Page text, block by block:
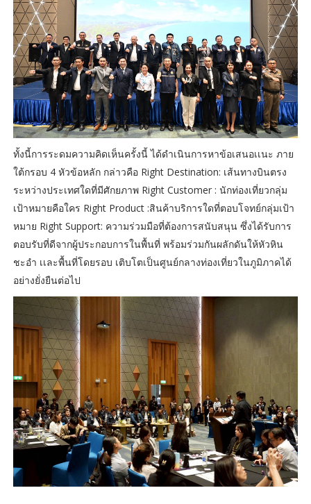
ทั้งนี้การระดมความคิดเห็นครั้งนี้ ได้ดำเนินการหาข้อเสนอเเนะ ภาย
ใต้กรอบ 4 หัวข้อหลัก กล่าวคือ Right Destination: เส้นทางบินตรง
ระหว่างประเทศใดที่มีศักยภาพ Right Customer : นักท่องเที่ยวกลุ่ม
เป้าหมายคือใคร Right Product :สินค้าบริการใดที่ตอบโจทย์กลุ่มเป้า
หมาย Right Support: ความร่วมมือที่ต้องการสนับสนุน ซึ่งได้รับการ
ตอบรับที่ดีจากผู้ประกอบการในพื้นที่ พร้อมร่วมกันผลักดันให้หัวหิน
ชะอำ เเละพื้นที่โดยรอบ เติบโตเป็นศูนย์กลางท่องเที่ยวในภูมิภาคได้
อย่างยั่งยืนต่อไป